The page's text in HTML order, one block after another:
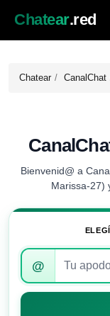
Chatear.red
Chatear CanalChat
Bienvenid@ a
Marissa-27)
Introduce
apodo
para
@